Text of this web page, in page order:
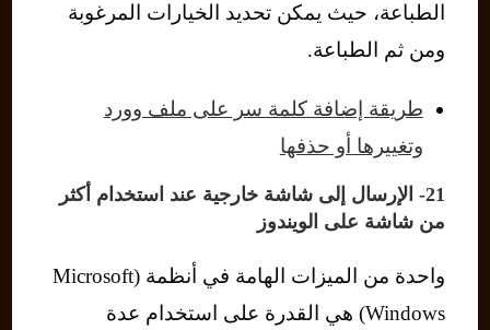
الطباعة، حيث يمكن تحديد الخيارات المرغوبة
ومن ثم الطباعة.
طريقة إضافة كلمة سر على ملف وورد
وتغييرها أو حذفها
21- الإرسال إلى شاشة خارجية عند استخدام أكثر
من شاشة على الويندوز
واحدة من الميزات الهامة في أنظمة (Microsoft
Windows) هي القدرة على استخدام عدة